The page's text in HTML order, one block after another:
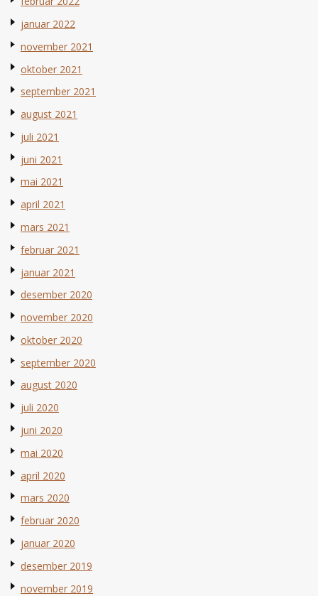
januar 2022
november 2021
oktober 2021
september 2021
august 2021
juli 2021
juni 2021
mai 2021
april 2021
mars 2021
februar 2021
januar 2021
desember 2020
november 2020
oktober 2020
september 2020
august 2020
juli 2020
juni 2020
mai 2020
april 2020
mars 2020
februar 2020
januar 2020
desember 2019
november 2019